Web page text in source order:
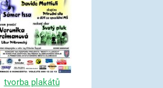
tvorba plakátů